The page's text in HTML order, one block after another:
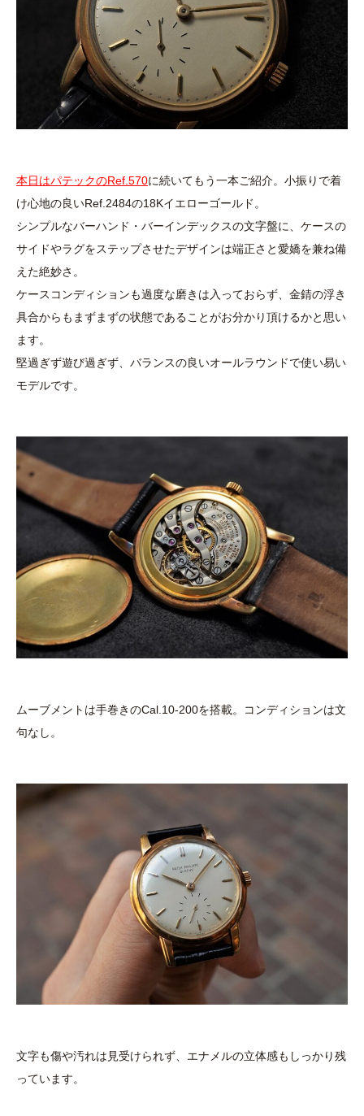
本日はパテックのRef.570に続いてもう一本ご紹介。小振りで着
け心地の良いRef.2484の18Kイエローゴールド。
シンプルなバーハンド・バーインデックスの文字盤に、ケースの
サイドやラグをステップさせたデザインは端正さと愛嬌を兼ね備
えた絶妙さ。
ケースコンディションも過度な磨きは入っておらず、金錆の浮き
具合からもまずまずの状態であることがお分かり頂けるかと思い
ます。
堅過ぎず遊び過ぎず、バランスの良いオールラウンドで使い易い
モデルです。
ムーブメントは手巻きのCal.10-200を搭載。コンディションは文
句なし。
文字も傷や汚れは見受けられず、エナメルの立体感もしっかり残
っています。